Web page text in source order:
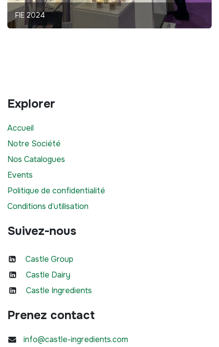
FIE 2024
Explorer
Accueil
Notre Société
Nos Catalogues
Events
Politique de confidentialité
Conditions d’utilisation
Suivez-nous
Castle Group
Castle Dairy
Castle Ingredients
Prenez contact
info@castle-ingredients.com